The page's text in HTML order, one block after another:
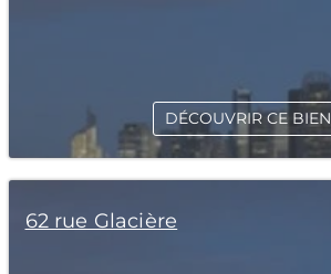
DÉCOUVRIR CE BIEN
62 rue Glacière